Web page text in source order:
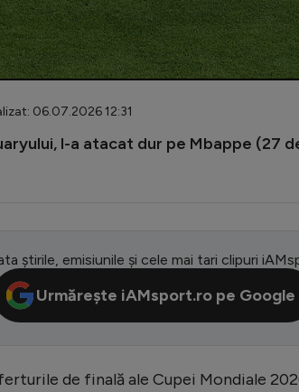
06.07.2026 12:31
l-a atacat dur pe Mbappe (27
știrile, emisiunile și cele mai tari clipuri
Urmărește iAMsport.ro pe Google
de finală ale Cupei Mondiale